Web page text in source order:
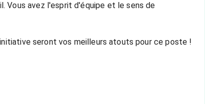
Vous avez l'esprit d'équipe et le sens de
seront vos meilleurs atouts pour ce poste !